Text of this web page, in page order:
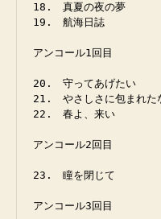
18.　真夏の夜の夢
19.　航海日誌
アンコール1回目
20.　守ってあげたい
21.　やさしさに包まれた
22.　春よ、来い
アンコール2回目
23.　瞳を閉じて
アンコール3回目